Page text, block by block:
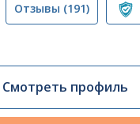
Отзывы (191)
Смотреть профиль